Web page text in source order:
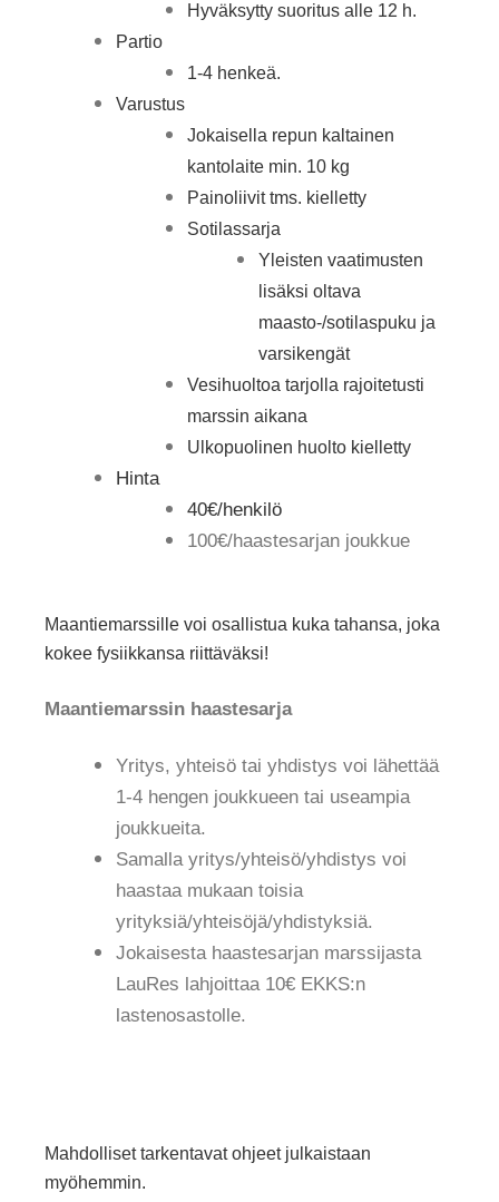
Hyväksytty suoritus alle 12 h.
Partio
1-4 henkeä.
Varustus
Jokaisella repun kaltainen
kantolaite min. 10 kg
Painoliivit tms. kielletty
Sotilassarja
Yleisten vaatimusten
lisäksi oltava
maasto-/sotilaspuku ja
varsikengät
Vesihuoltoa tarjolla rajoitetusti
marssin aikana
Ulkopuolinen huolto kielletty
Hinta
40€/henkilö
100€/haastesarjan joukkue
Maantiemarssille voi osallistua kuka tahansa, joka
kokee fysiikkansa riittäväksi!
Maantiemarssin haastesarja
Yritys, yhteisö tai yhdistys voi lähettää
1-4 hengen joukkueen tai useampia
joukkueita.
Samalla yritys/yhteisö/yhdistys voi
haastaa mukaan toisia
yrityksiä/yhteisöjä/yhdistyksiä.
Jokaisesta haastesarjan marssijasta
LauRes lahjoittaa 10€ EKKS:n
lastenosastolle.
Mahdolliset tarkentavat ohjeet julkaistaan
myöhemmin.